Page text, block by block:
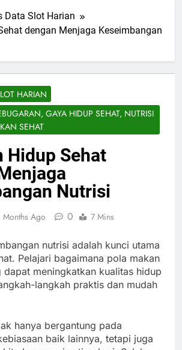
Data Slot Harian
dengan Menjaga Keseimbangan
HARIAN
GAYA HIDUP SEHAT, NUTRISI
SEHAT
Hidup Sehat
Nutrisi
Months Ago 0 7 Mins
nutrisi adalah kunci utama
Pelajari bagaimana pola makan
dapat meningkatkan kualitas hidup
langkah praktis dan mudah
hanya bergantung pada
baik lainnya, tetapi juga